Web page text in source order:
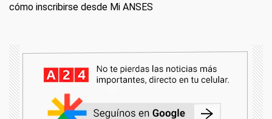
cómo inscribirse desde Mi ANSES